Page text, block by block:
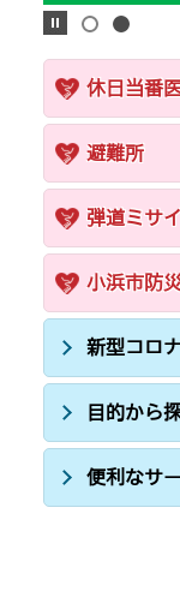
休日当番
避難所
弾道ミサ
小浜市防
新型コロ
目的から
便利なサ